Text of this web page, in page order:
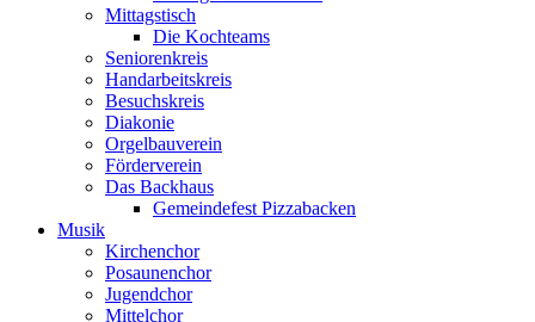
Mittagstisch
Die Kochteams
Seniorenkreis
Handarbeitskreis
Besuchskreis
Diakonie
Orgelbauverein
Förderverein
Das Backhaus
Gemeindefest Pizzabacken
Musik
Kirchenchor
Posaunenchor
Jugendchor
Mittelchor